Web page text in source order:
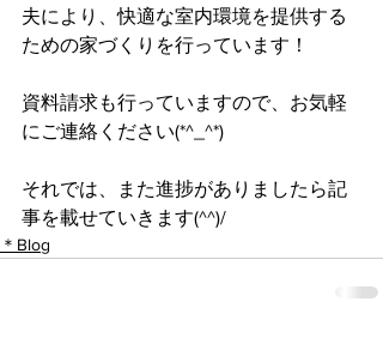
夫により、快適な室内環境を提供する
ための家づくりを行っています！
資料請求も行っていますので、お気軽
にご連絡ください(*^_^*)
それでは、また進捗がありましたら記
事を載せていきます(^^)/
＊Blog